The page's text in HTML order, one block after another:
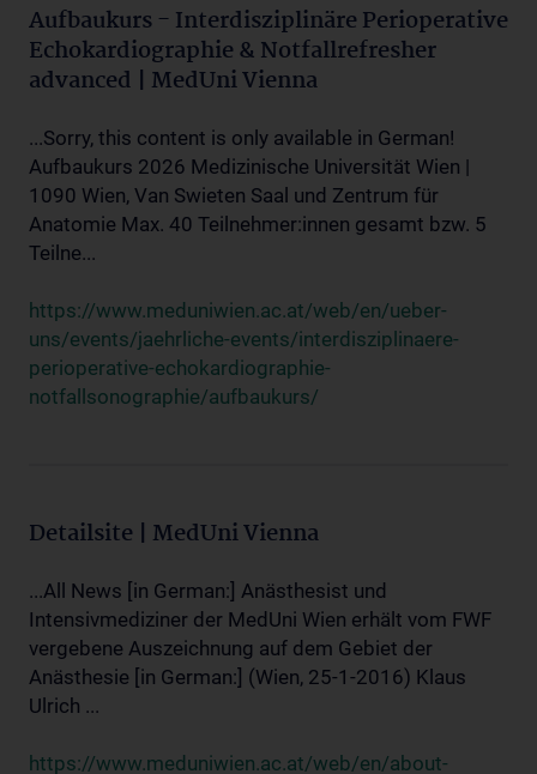
Aufbaukurs - Interdisziplinäre Perioperative
Echokardiographie & Notfallrefresher
advanced | MedUni Vienna
...Sorry, this content is only available in German!
Aufbaukurs 2026 Medizinische Universität Wien |
1090 Wien, Van Swieten Saal und Zentrum für
Anatomie Max. 40 Teilnehmer:innen gesamt bzw. 5
Teilne...
https://www.meduniwien.ac.at/web/en/ueber-
uns/events/jaehrliche-events/interdisziplinaere-
perioperative-echokardiographie-
notfallsonographie/aufbaukurs/
Detailsite | MedUni Vienna
...All News [in German:] Anästhesist und
Intensivmediziner der MedUni Wien erhält vom FWF
vergebene Auszeichnung auf dem Gebiet der
Anästhesie [in German:] (Wien, 25-1-2016) Klaus
Ulrich ...
https://www.meduniwien.ac.at/web/en/about-